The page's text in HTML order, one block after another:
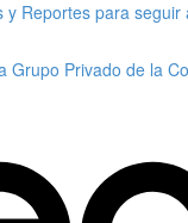
y Reportes para seguir
Grupo Privado de la